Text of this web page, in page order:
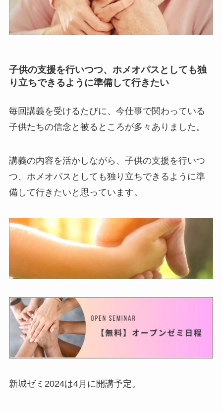
子供の支援を行いつつ、ホメオパスとしても独
り立ちできるように準備して行きたい
毎回講義を受けるたびに、今仕事で関わっている
子供たちの信念と被るところが多々ありました。
講義の内容を活かしながら、子供の支援を行いつ
つ、ホメオパスとしても独り立ちできるように準
備して行きたいと思っています。
新城ゼミ2024は4月に開講予定。